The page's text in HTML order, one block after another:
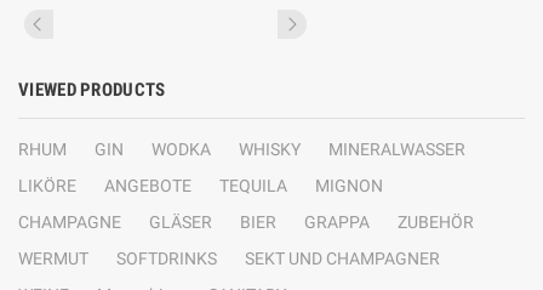
VIEWED PRODUCTS
RHUM GIN WODKA WHISKY
MINERALWASSER
LIKÖRE
ANGEBOTE TEQUILA
MIGNON
CHAMPAGNE
GLÄSER BIER GRAPPA
ZUBEHÖR
WERMUT
SOFTDRINKS
SEKT UND CHAMPAGNER